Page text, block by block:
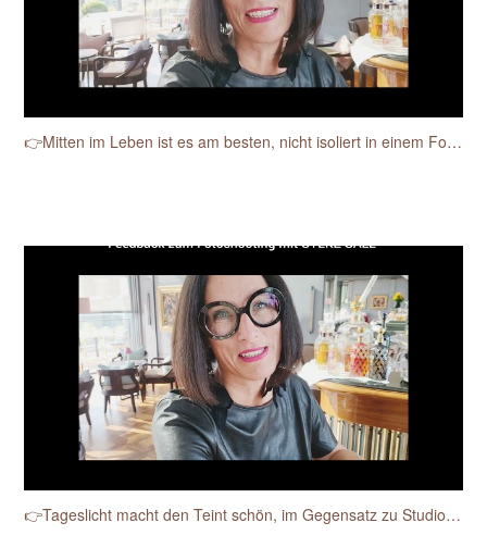
👉Mitten im Leben ist es am besten, nicht isoliert in einem Fotostudio.
👉Tageslicht macht den Teint schön, im Gegensatz zu Studioblitzen.